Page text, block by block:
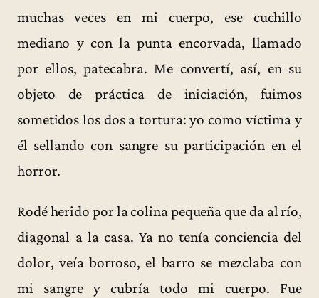
muchas veces en mi cuerpo, ese cuchillo
mediano y con la punta encorvada, llamado
por ellos, patecabra. Me convertí, así, en su
objeto de práctica de iniciación, fuimos
sometidos los dos a tortura: yo como víctima y
él sellando con sangre su participación en el
horror.
Rodé herido por la colina pequeña que da al río,
diagonal a la casa. Ya no tenía conciencia del
dolor, veía borroso, el barro se mezclaba con
mi sangre y cubría todo mi cuerpo. Fue